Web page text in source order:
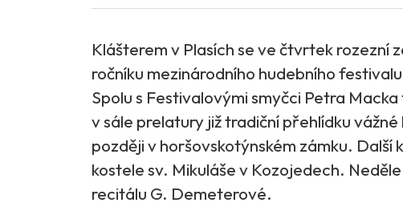
Klášterem v Plasích se ve čtvrtek rozezní
ročníku mezinárodního hudebního
Spolu s Festivalovými smyčci Petra
v sále prelatury již tradiční přehlídku
později v horšovskotýnském zámku.
kostele sv. Mikuláše v Kozojedech.
recitálu G. Demeterové.